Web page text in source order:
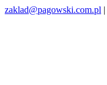
zaklad@pagowski.com.pl |